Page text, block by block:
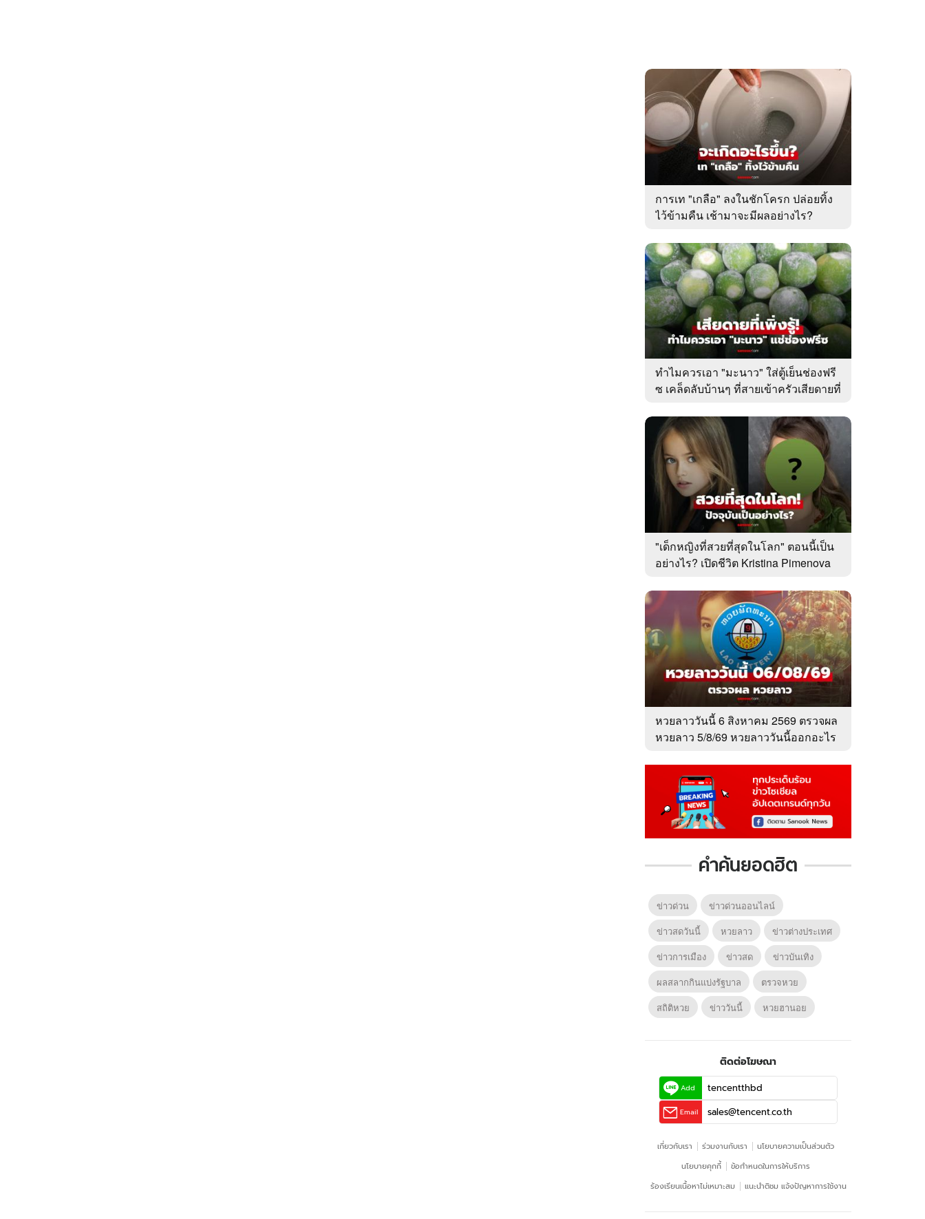
การเท "เกลือ" ลงในชักโครก ปล่อยทิ้ง
ไว้ข้ามคืน เช้ามาจะมีผลอย่างไร?
ทำไมควรเอา "มะนาว" ใส่ตู้เย็นช่องฟรี
ซ เคล็ดลับบ้านๆ ที่สายเข้าครัวเสียดายที่
"เด็กหญิงที่สวยที่สุดในโลก" ตอนนี้เป็น
อย่างไร? เปิดชีวิต Kristina Pimenova
หวยลาววันนี้ 6 สิงหาคม 2569 ตรวจผล
หวยลาว 5/8/69 หวยลาววันนี้ออกอะไร
คำค้นยอดฮิต
ข่าวด่วน
ข่าวด่วนออนไลน์
ข่าวสดวันนี้
หวยลาว
ข่าวต่างประเทศ
ข่าวการเมือง
ข่าวสด
ข่าวบันเทิง
ผลสลากกินแบ่งรัฐบาล
ตรวจหวย
สถิติหวย
ข่าววันนี้ หวยฮานอย
ติดต่อโฆษณา
Add tencentthbd
Email sales@tencent.co.th
เกี่ยวกับเรา ร่วมงานกับเรา
นโยบายความเป็นส่วนตัว
นโยบายคุกกี้
ข้อกําหนดในการให้บริการ
ร้องเรียนเนื้อหาไม่เหมาะสม
แนะนำติชม แจ้งปัญหาการใช้งาน